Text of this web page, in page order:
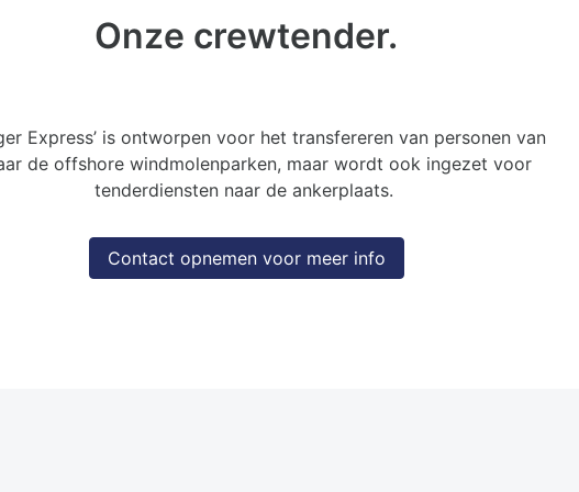
Onze crewtender.
Express’ is ontworpen voor het transfereren van personen van
de offshore windmolenparken, maar wordt ook ingezet voor
tenderdiensten naar de ankerplaats.
Contact opnemen voor meer info